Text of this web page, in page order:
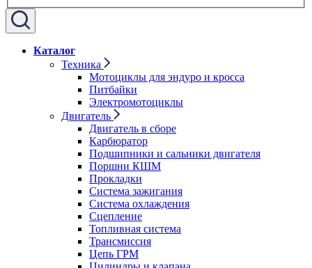
Каталог
Техника
Мотоциклы для эндуро и кросса
Питбайки
Электромотоциклы
Двигатель
Двигатель в сборе
Карбюратор
Подшипники и сальники двигателя
Поршни КШМ
Прокладки
Система зажигания
Система охлаждения
Сцепление
Топливная система
Трансмиссия
Цепь ГРМ